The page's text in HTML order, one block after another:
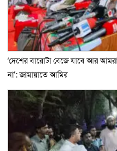
‘দেশের বারোটা বেজে যাবে আর
না’: জামায়াতে আমির